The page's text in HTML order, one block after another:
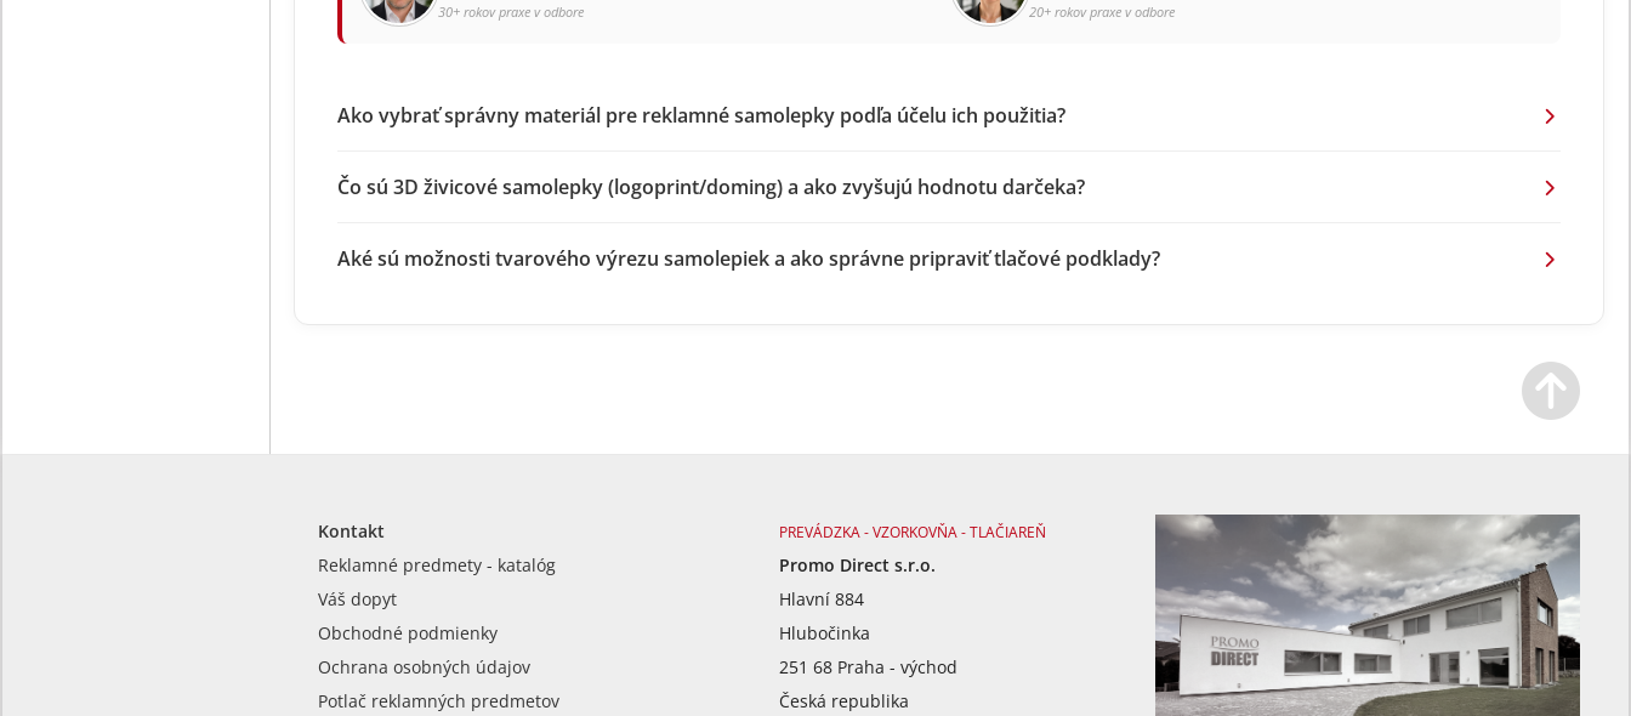
30+ rokov praxe v odbore 20+ rokov praxe v odbore
Ako vybrať správny materiál pre reklamné samolepky podľa účelu ich použitia?
Čo sú 3D živicové samolepky (logoprint/doming) a ako zvyšujú hodnotu darčeka?
Aké sú možnosti tvarového výrezu samolepiek a ako správne pripraviť tlačové podklady?
Kontakt
Reklamné predmety - katalóg
Váš dopyt
Obchodné podmienky
Ochrana osobných údajov
Potlač reklamných predmetov
PREVÁDZKA - VZORKOVŇA - TLAČIAREŇ
Promo Direct s.r.o.
Hlavní 884
Hlubočinka
251 68 Praha - východ
Česká republika